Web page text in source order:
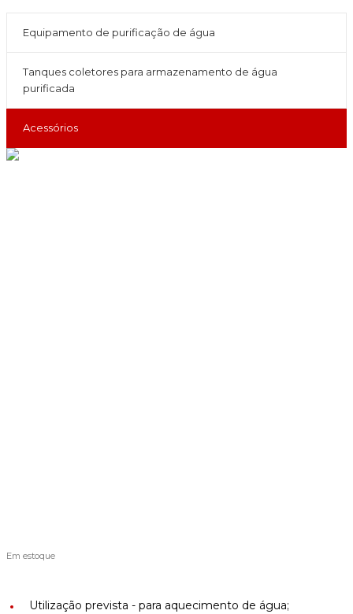
Equipamento de purificação de água
Tanques coletores para armazenamento de água
purificada
Acessórios
Em estoque
Utilização prevista - para aquecimento de água;